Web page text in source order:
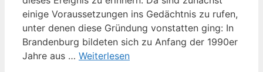
eini­ge Vor­aus­set­zun­gen ins Gedächt­nis zu rufen,
unter denen die­se Grün­dung von­stat­ten ging: In
Bran­den­burg bil­de­ten sich zu Anfang der 1990er
Jah­re aus … Wei­ter­le­sen